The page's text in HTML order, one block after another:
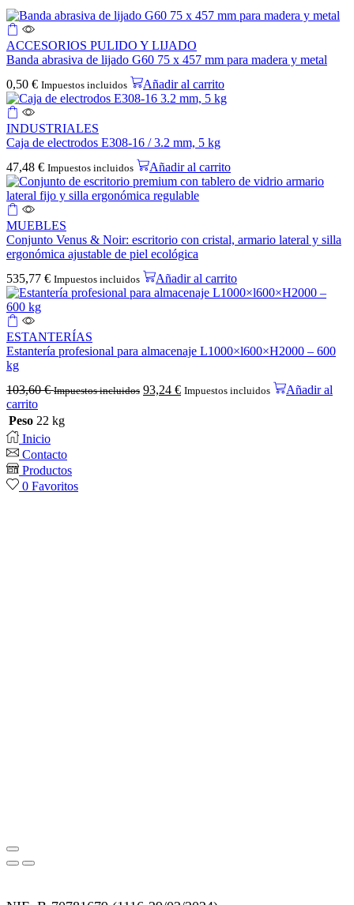
ACCESORIOS PULIDO Y LIJADO
Banda abrasiva de lijado G60 75 x 457 mm para madera y metal
0,50 € Impuestos incluidos Añadir al carrito
INDUSTRIALES
Caja de electrodos E308-16 / 3.2 mm, 5 kg
47,48 € Impuestos incluidos Añadir al carrito
MUEBLES
Conjunto Venus & Noir: escritorio con cristal, armario lateral y silla
ergonómica ajustable de piel ecológica
535,77 € Impuestos incluidos Añadir al carrito
ESTANTERÍAS
Estantería profesional para almacenaje L1000×l600×H2000 – 600
kg
103,60€ Impuestos incluidos 93,24 € Impuestos incluidos
Añadir al
carrito
Peso 22 kg
Inicio
Contacto
Productos
0 Favoritos